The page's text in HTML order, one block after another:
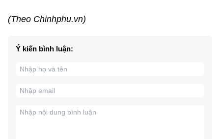
(Theo Chinhphu.vn)
Ý kiến bình luận: